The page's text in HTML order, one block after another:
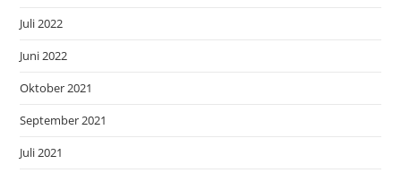
Juli 2022
Juni 2022
Oktober 2021
September 2021
Juli 2021